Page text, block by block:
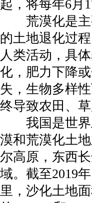
起，将每年6月
荒漠化是主
的土地退化过
人类活动，具
化，肥力下降
失，生物多样
终导致农田、
我国是世界
漠和荒漠化土
尔高原，东西
域。截至2019
里，沙化土地